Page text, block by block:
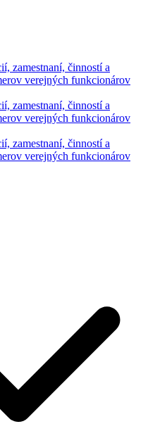
zamestnaní, činností a
verejných funkcionárov
zamestnaní, činností a
verejných funkcionárov
zamestnaní, činností a
verejných funkcionárov